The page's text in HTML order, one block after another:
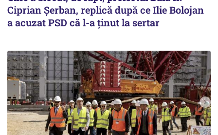
Ciprian Șerban, replică după ce Ilie Bolojan
a acuzat PSD că l-a ținut la sertar